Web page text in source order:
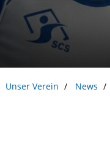
Unser Verein News